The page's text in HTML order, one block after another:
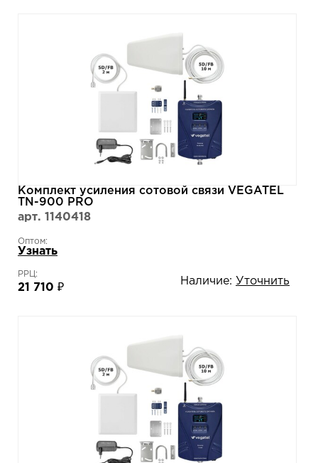
Комплект усиления сотовой связи VEGATEL
TN-900 PRO
арт. 1140418
Оптом:
Узнать
РРЦ:
21 710 ₽
Наличие: Уточнить